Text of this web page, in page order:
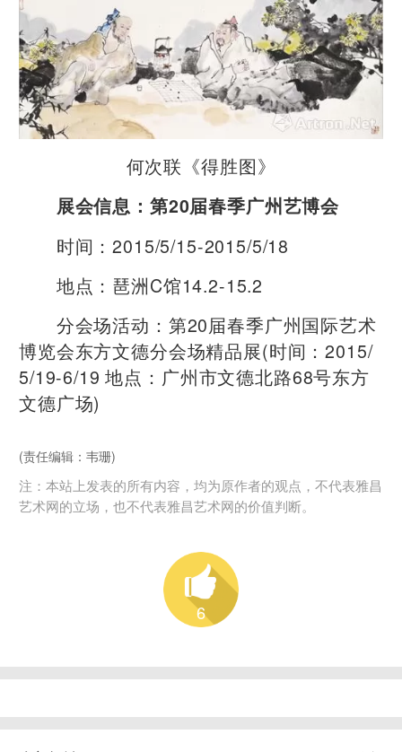
何次联《得胜图》
展会信息：第20届春季广州艺博会
时间：2015/5/15-2015/5/18
地点：琶洲C馆14.2-15.2
分会场活动：第20届春季广州国际艺术
博览会东方文德分会场精品展(时间：2015/
5/19-6/19 地点：广州市文德北路68号东方
文德广场)
(责任编辑：韦珊)
注：本站上发表的所有内容，均为原作者的观点，不代表雅昌
艺术网的立场，也不代表雅昌艺术网的价值判断。
6